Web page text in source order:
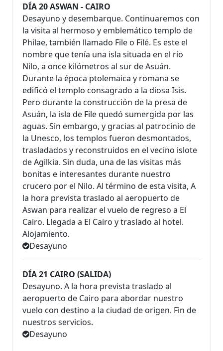
DÍA 20 ASWAN - CAIRO
Desayuno y desembarque. Continuaremos con
la visita al hermoso y emblemático templo de
Philae, también llamado File o Filé. Es este el
nombre que tenía una isla situada en el río
Nilo, a once kilómetros al sur de Asuán.
Durante la época ptolemaica y romana se
edificó el templo consagrado a la diosa Isis.
Pero durante la construcción de la presa de
Asuán, la isla de File quedó sumergida por las
aguas. Sin embargo, y gracias al patrocinio de
la Unesco, los templos fueron desmontados,
trasladados y reconstruidos en el vecino islote
de Agilkia. Sin duda, una de las visitas más
bonitas e interesantes durante nuestro
crucero por el Nilo. Al término de esta visita, A
la hora prevista traslado al aeropuerto de
Aswan para realizar el vuelo de regreso a El
Cairo. Llegada a El Cairo y traslado al hotel.
Alojamiento.
Desayuno
DÍA 21 CAIRO (SALIDA)
Desayuno. A la hora prevista traslado al
aeropuerto de Cairo para abordar nuestro
vuelo con destino a la ciudad de origen. Fin de
nuestros servicios.
Desayuno